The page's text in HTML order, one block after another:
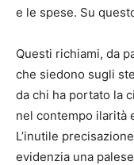
e le spese. Su
Questi richiami, da
che siedono sugli
da chi ha portato la
nel contempo ilarità
L’inutile
evidenzia una